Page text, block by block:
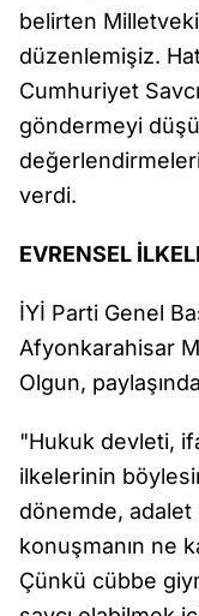
belirten
düzenlemişiz.
Cumhuriyet
göndermeyi
verdi.
EVRENSEL
İYİ Parti Genel
Afyonkarahisar
Olgun,
"Hukuk devleti,
ilkelerinin
dönemde, adalet
konuşmanın ne
Çünkü cübbe